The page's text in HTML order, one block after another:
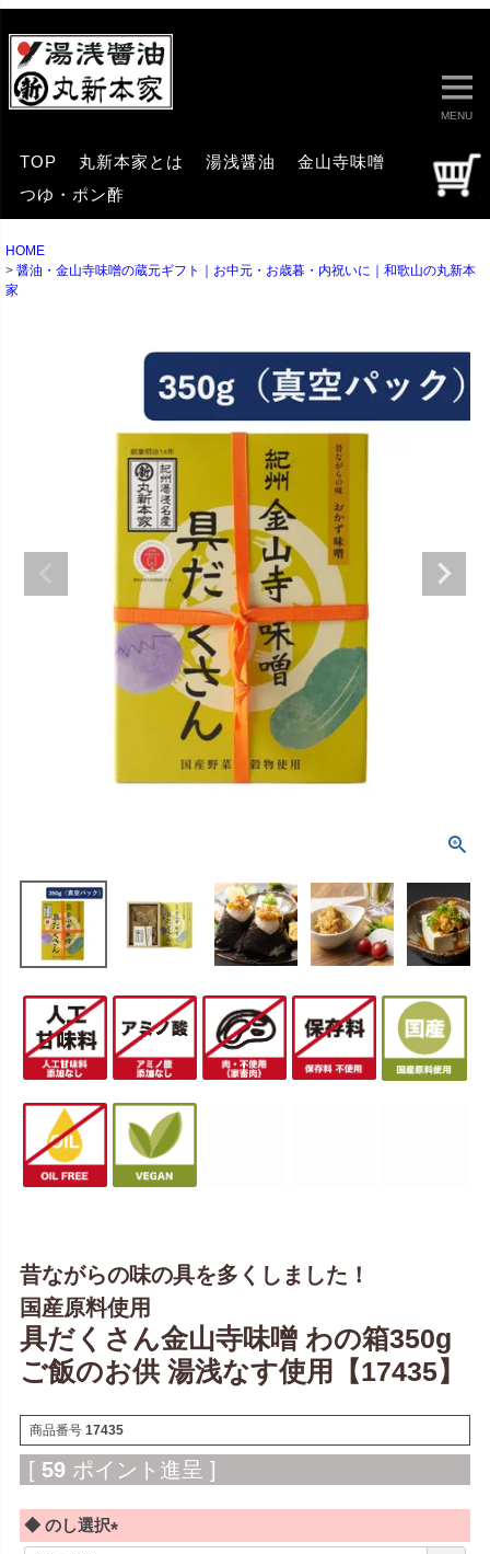
MENU
TOP 丸新本家とは 湯浅醤油
金山寺味噌
つゆ・ポン酢
HOME
醤油・金山寺味噌の蔵元ギフト｜お中元・お歳暮・内祝いに｜和歌山の丸新本
家
昔ながらの味の具を多くしました！
国産原料使用
具だくさん金山寺味噌 わの箱350g
ご飯のお供 湯浅なす使用【17435】
商品番号 17435
[ 59 ポイント進呈 ]
◆ のし選択